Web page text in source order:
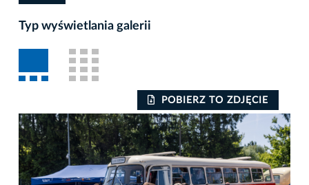
Typ wyświetlania galerii
POBIERZ TO ZDJĘCIE